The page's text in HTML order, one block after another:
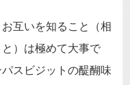
互いを知ること（相
）は極めて大事で
スビジットの醍醐味